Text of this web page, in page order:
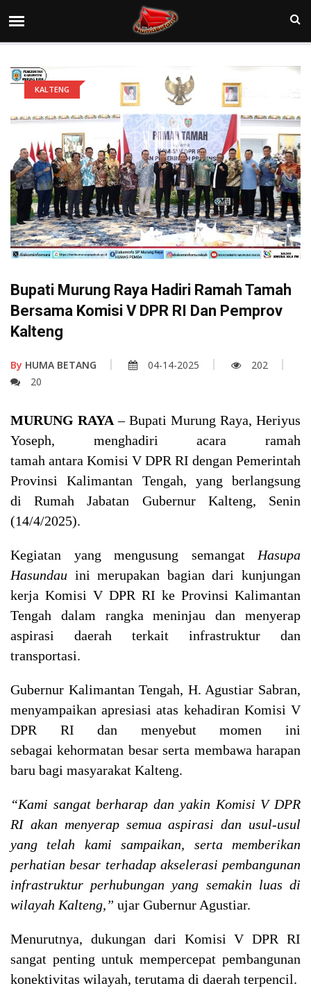
KALTENG
Bupati Murung Raya Hadiri Ramah Tamah
Bersama Komisi V DPR RI Dan Pemprov
Kalteng
By HUMA BETANG 04-14-2025
202
20
MURUNG RAYA – Bupati Murung Raya, Heriyus
Yoseph, menghadiri acara ramah
tamah antara Komisi V DPR RI dengan Pemerintah
Provinsi Kalimantan Tengah, yang berlangsung
di Rumah Jabatan Gubernur Kalteng, Senin
(14/4/2025).
Kegiatan yang mengusung semangat Hasupa
Hasundau ini merupakan bagian dari kunjungan
kerja Komisi V DPR RI ke Provinsi Kalimantan
Tengah dalam rangka meninjau dan menyerap
aspirasi daerah terkait infrastruktur dan
transportasi.
Gubernur Kalimantan Tengah, H. Agustiar Sabran,
menyampaikan apresiasi atas kehadiran Komisi V
DPR RI dan menyebut momen ini
sebagai kehormatan besar serta membawa harapan
baru bagi masyarakat Kalteng.
“Kami sangat berharap dan yakin Komisi V DPR
RI akan menyerap semua aspirasi dan usul-usul
yang telah kami sampaikan, serta memberikan
perhatian besar terhadap akselerasi pembangunan
infrastruktur perhubungan yang semakin luas di
wilayah Kalteng,” ujar Gubernur Agustiar.
Menurutnya, dukungan dari Komisi V DPR RI
sangat penting untuk mempercepat pembangunan
konektivitas wilayah, terutama di daerah terpencil.